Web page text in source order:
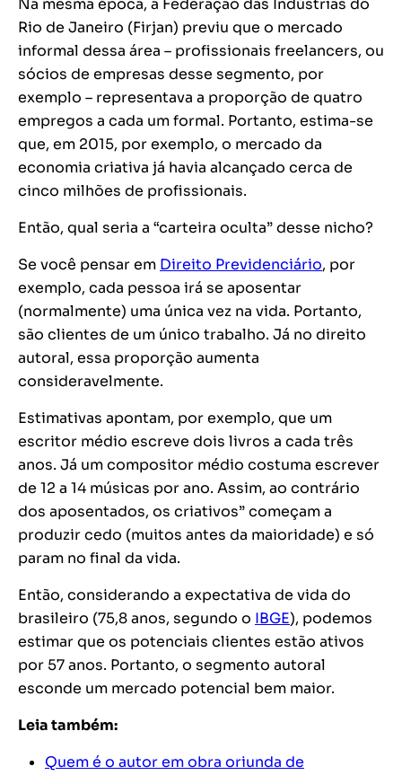
Na mesma época, a Federação das Indústrias do
Rio de Janeiro (Firjan) previu que o mercado
informal dessa área – profissionais freelancers, ou
sócios de empresas desse segmento, por
exemplo – representava a proporção de quatro
empregos a cada um formal. Portanto, estima-se
que, em 2015, por exemplo, o mercado da
economia criativa já havia alcançado cerca de
cinco milhões de profissionais.
Então, qual seria a “carteira oculta”desse nicho?
Se você pensar em Direito Previdenciário, por
exemplo, cada pessoa irá se aposentar
(normalmente) uma única vez na vida. Portanto,
são clientes de um único trabalho. Já no direito
autoral, essa proporção aumenta
consideravelmente.
Estimativas apontam, por exemplo, que um
escritor médio escreve dois livros a cada três
anos. Já um compositor médio costuma escrever
de 12 a 14 músicas por ano. Assim, ao contrário
dos aposentados, os criativos” começam a
produzir cedo (muitos antes da maioridade) e só
param no final da vida.
Então, considerando a expectativa de vida do
brasileiro (75,8 anos, segundo o IBGE), podemos
estimar que os potenciais clientes estão ativos
por 57 anos. Portanto, o segmento autoral
esconde um mercado potencial bem maior.
Leia também:
Quem é o autor em obra oriunda de